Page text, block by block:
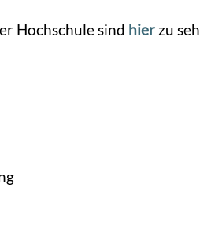
Hochschule sind hier zu